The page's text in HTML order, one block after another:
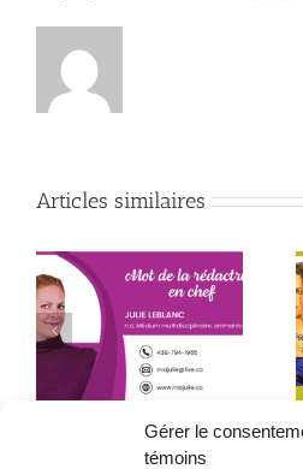
Gérer le
témoins
Articles similaires
Début de la quatrième
année